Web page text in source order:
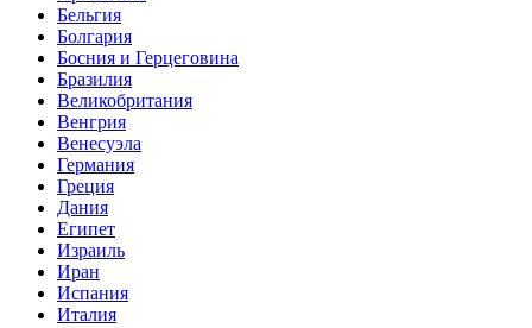
Бельгия
Болгария
Босния и Герцеговина
Бразилия
Великобритания
Венгрия
Венесуэла
Германия
Греция
Дания
Египет
Израиль
Иран
Испания
Италия